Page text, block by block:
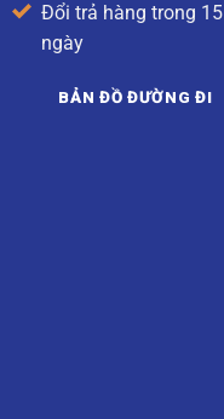
Đổi trả hàng trong 15
ngày
BẢN ĐỒ ĐƯỜNG ĐI